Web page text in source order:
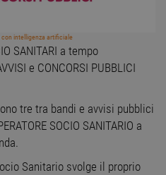
con intelligenza artificiale
SANITARI a tempo
e CONCORSI PUBBLICI
tre tra bandi e avvisi pubblici
SOCIO SANITARIO a
Sanitario svolge il proprio